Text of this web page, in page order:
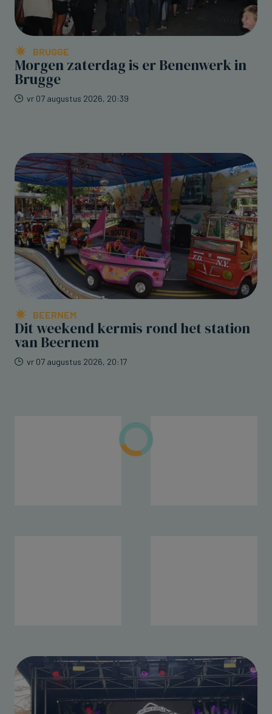
BRUGGE
Morgen zaterdag is er Benenwerk in
Brugge
vr 07 augustus 2026, 20:39
BEERNEM
Dit weekend kermis rond het station
van Beernem
vr 07 augustus 2026, 20:17